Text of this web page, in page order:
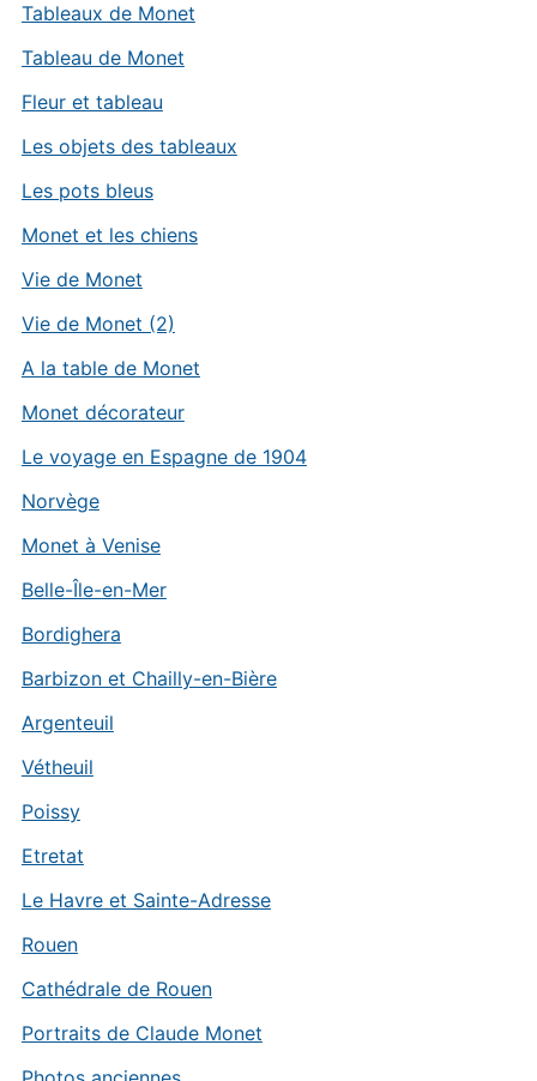
Tableaux de Monet
Tableau de Monet
Fleur et tableau
Les objets des tableaux
Les pots bleus
Monet et les chiens
Vie de Monet
Vie de Monet (2)
A la table de Monet
Monet décorateur
Le voyage en Espagne de 1904
Norvège
Monet à Venise
Belle-Île-en-Mer
Bordighera
Barbizon et Chailly-en-Bière
Argenteuil
Vétheuil
Poissy
Etretat
Le Havre et Sainte-Adresse
Rouen
Cathédrale de Rouen
Portraits de Claude Monet